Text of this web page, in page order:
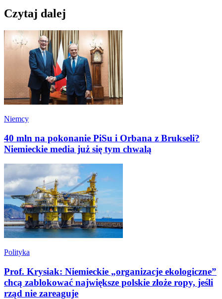
Czytaj dalej
Niemcy
40 mln na pokonanie PiSu i Orbana z Brukseli?
Niemieckie media już się tym chwalą
Polityka
Prof. Krysiak: Niemieckie „organizacje ekologiczne”
chcą zablokować największe polskie złoże ropy, jeśli
rząd nie zareaguje